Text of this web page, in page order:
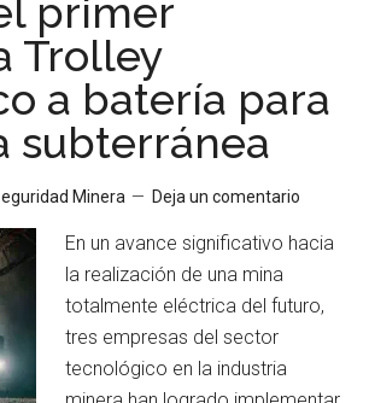
la
minería
subterránea
primer
Trolley
a batería para
subterránea
Minera Deja un comentario
En un avance significativo hacia
la realización de una mina
totalmente eléctrica del futuro,
tres empresas del sector
tecnológico en la industria